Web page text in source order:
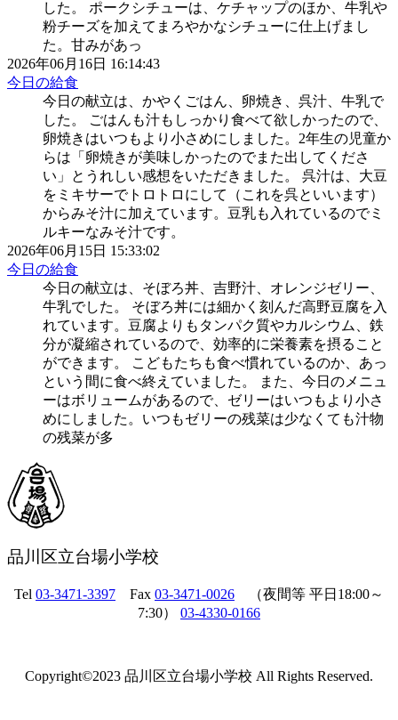
した。 ポークシチューは、ケチャップのほか、牛乳や
粉チーズを加えてまろやかなシチューに仕上げまし
た。甘みがあっ
2026年06月16日 16:14:43
今日の給食
今日の献立は、かやくごはん、卵焼き、呉汁、牛乳で
した。 ごはんも汁もしっかり食べて欲しかったので、
卵焼きはいつもより小さめにしました。2年生の児童か
らは「卵焼きが美味しかったのでまた出してくださ
い」とうれしい感想をいただきました。 呉汁は、大豆
をミキサーでトロトロにして（これを呉といいます）
からみそ汁に加えています。豆乳も入れているのでミ
ルキーなみそ汁です。
2026年06月15日 15:33:02
今日の給食
今日の献立は、そぼろ丼、吉野汁、オレンジゼリー、
牛乳でした。 そぼろ丼には細かく刻んだ高野豆腐を入
れています。豆腐よりもタンパク質やカルシウム、鉄
分が凝縮されているので、効率的に栄養素を摂ること
ができます。 こどもたちも食べ慣れているのか、あっ
という間に食べ終えていました。 また、今日のメニュ
ーはボリュームがあるので、ゼリーはいつもより小さ
めにしました。いつもゼリーの残菜は少なくても汁物
の残菜が多
品川区立台場小学校
Tel 03-3471-3397 Fax 03-3471-0026 （夜間等 平日18:00～
7:30） 03-4330-0166
Copyright©2023 品川区立台場小学校 All Rights Reserved.